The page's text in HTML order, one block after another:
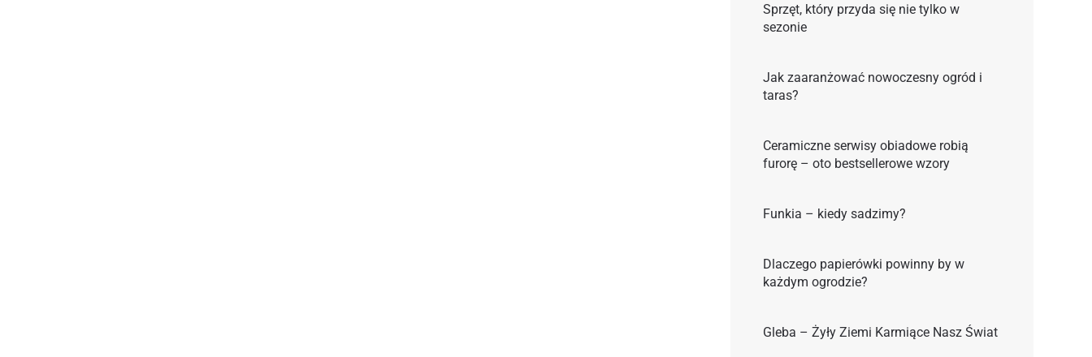
Sprzęt, który przyda się nie tylko w
sezonie
Jak zaaranżować nowoczesny ogród i
taras?
Ceramiczne serwisy obiadowe robią
furorę – oto bestsellerowe wzory
Funkia – kiedy sadzimy?
Dlaczego papierówki powinny by w
każdym ogrodzie?
Gleba – Żyły Ziemi Karmiące Nasz Świat